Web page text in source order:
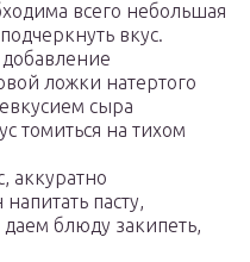
всего небольшая
вкус.
ложки натертого
сыра
томиться на тихом
аккуратно
пасту,
блюду закипеть,